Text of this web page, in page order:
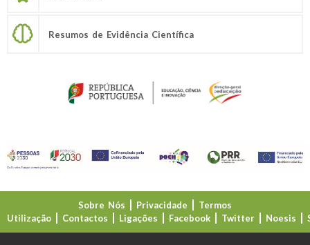
Resumos de Evidência Científica
Sobre Nós Privacidade
Termos
Utilização
Contactos Ligações Facebook Twitter Noesis